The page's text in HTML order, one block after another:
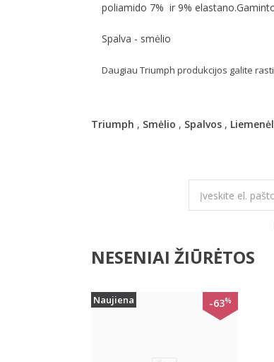
poliamido 7% ir 9%
Spalva - smėlio
Daugiau Triumph produkcijos galite
Triumph , Smėlio , Spalvos,
NESENIAI ŽIŪRĖTOS
Naujiena -63%